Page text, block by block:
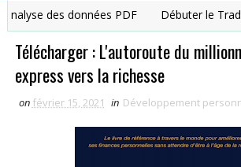
des données PDF Débuter le
Télécharger : L'autoroute du
express vers la richesse
on février 15, 2021 in Développement